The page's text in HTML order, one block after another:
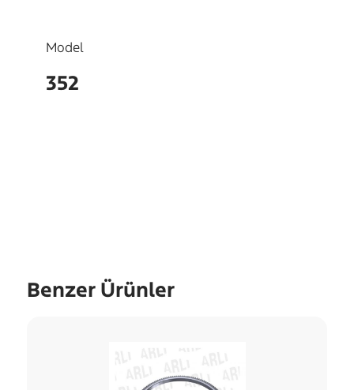
Model
352
Benzer Ürünler